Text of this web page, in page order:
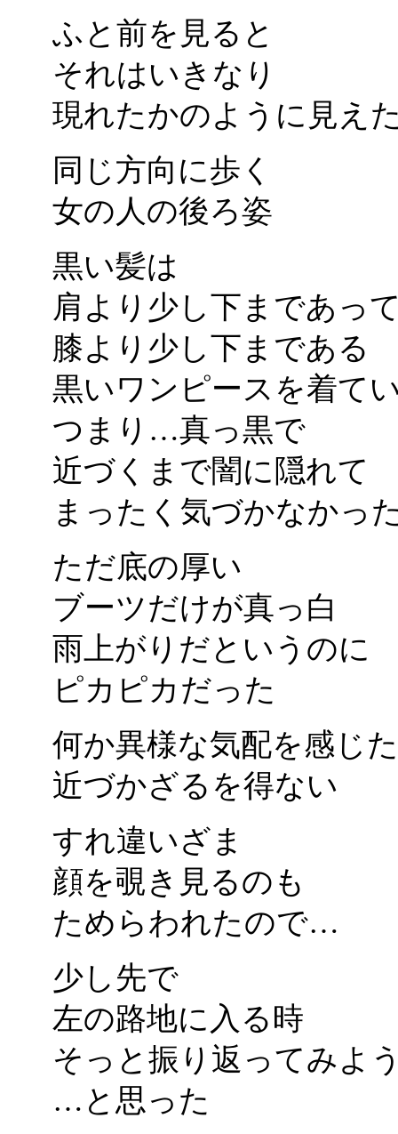
ふと前を見ると
それはいきなり
現れたかのように見え
同じ方向に歩く
女の人の後ろ姿
黒い髪は
肩より少し下まであっ
膝より少し下まである
黒いワンピースを着て
つまり…真っ黒で
近づくまで闇に隠れて
まったく気づかなかっ
ただ底の厚い
ブーツだけが真っ白
雨上がりだというのに
ピカピカだった
何か異様な気配を感じ
近づかざるを得ない
すれ違いざま
顔を覗き見るのも
ためらわれたので…
少し先で
左の路地に入る時
そっと振り返ってみよ
…と思った